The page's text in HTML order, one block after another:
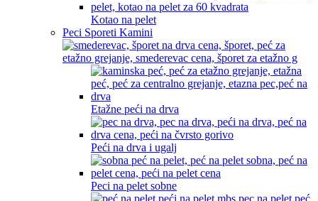
Kotao na pelet
Peci Sporeti Kamini
Etažne peći na drva
Peći na drva i ugalj
Peci na pelet sobne